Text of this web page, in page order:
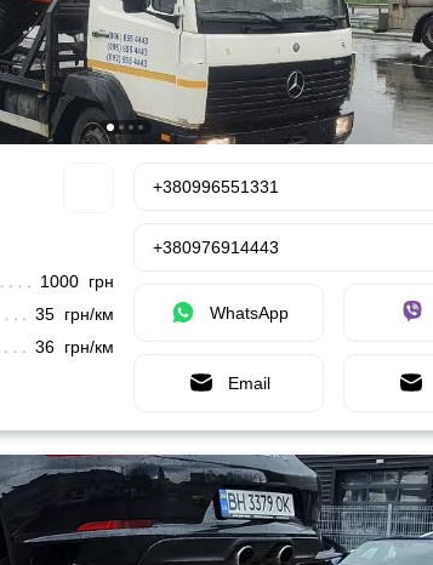
1000 грн
35 грн/км
36 грн/км
+380996551331
+380976914443
WhatsApp
Email